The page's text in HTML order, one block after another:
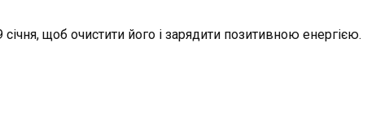
щоб очистити його і зарядити позитивною енергією.